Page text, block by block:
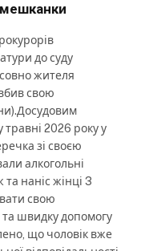
до суду
жителя
свою
2026 року у
зі своєю
алкогольні
та наніс жінці 3
свою
та швидку допомогу
що чоловік вже